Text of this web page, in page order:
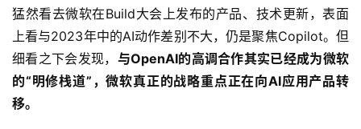
猛然看去微软在Build大会上发布的产品、技术更新，表面
上看与2023年中的AI动作差别不大，仍是聚焦Copilot。但
细看之下会发现， 与OpenAI的高调合作其实已经成为微软
的“明修栈道”，微软真正的战略重点正在向AI应用产品转
移。